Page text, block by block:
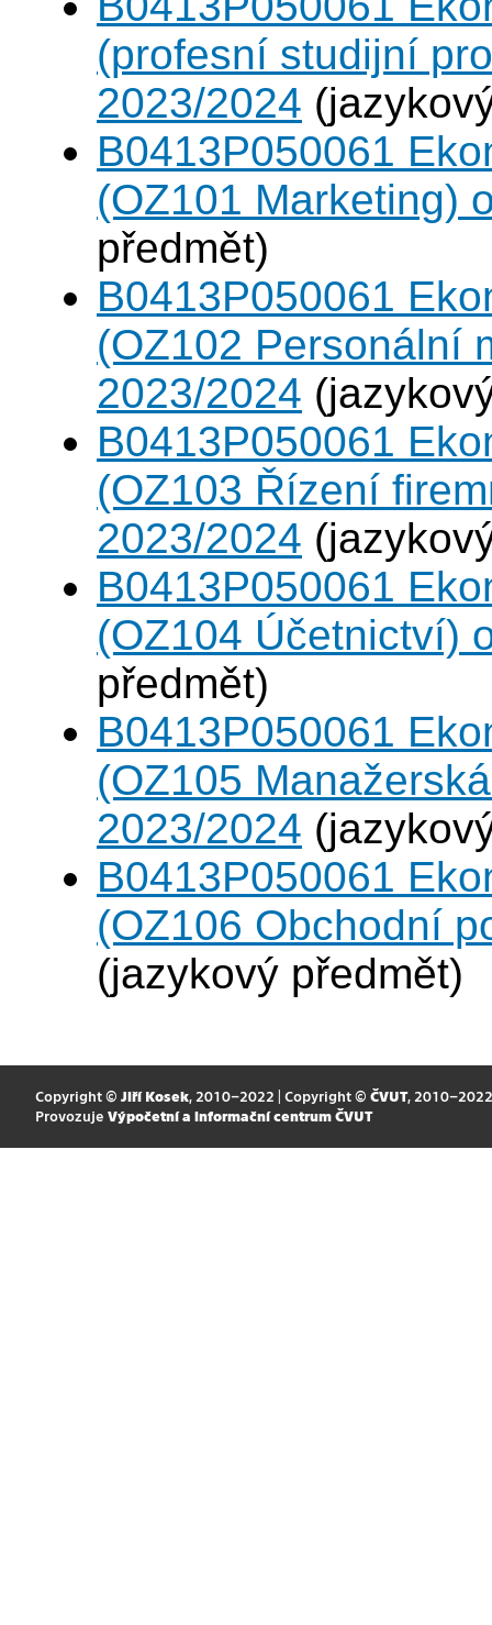
(profesní studijní
2023/2024
B0413P050061
(OZ101 Marketing)
předmět)
B0413P050061
(OZ102 Personální
2023/2024
B0413P050061
(OZ103 Řízení
2023/2024
B0413P050061
(OZ104 Účetnictví)
předmět)
B0413P050061
(OZ105
2023/2024
B0413P050061
(OZ106 Obchodní
(jazykový předmět)
Copyright © Jiří Kosek, 2010–2022 | Copyright © ČVUT, 2010–2022
Provozuje Výpočetní a informační centrum ČVUT